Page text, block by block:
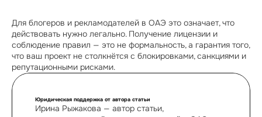
Для блогеров и рекламодателей в ОАЭ это означает, что
действовать нужно легально. Получение лицензии и
соблюдение правил — это не формальность, а гарантия того,
что ваш проект не столкнётся с блокировками, санкциями и
репутационными рисками.
Юридическая поддержка от автора статьи
Ирина Рыжакова — автор статьи,